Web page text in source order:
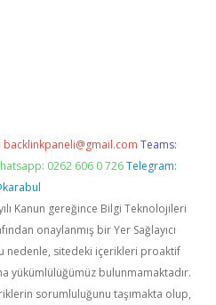
backlinkpaneli@gmail.com Teams:
0262 606 0 726 Telegram:
Kanun gereğince Bilgi Teknolojileri
onaylanmış bir Yer Sağlayıcı
nedenle, sitedeki içerikleri proaktif
yükümlülüğümüz bulunmamaktadır.
sorumluluğunu taşımakta olup,